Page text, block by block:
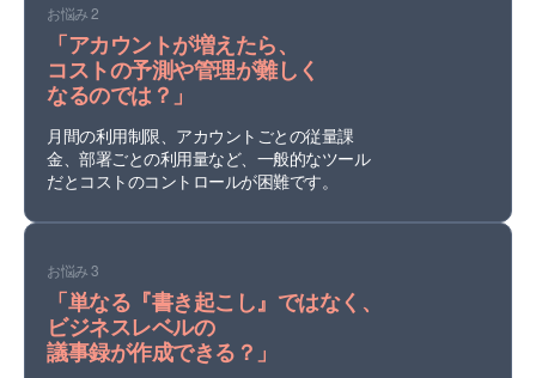
お悩み 3
「単なる『書き起こし』ではなく、
ビジネスレベルの
議事録が作成できる？」
お悩み 2
「アカウントが増えたら、
コストの予測や管理が難しく
なるのでは？」
月間の利用制限、アカウントごとの従量課
金、部署ごとの利用量など、一般的なツール
だとコストのコントロールが困難です。